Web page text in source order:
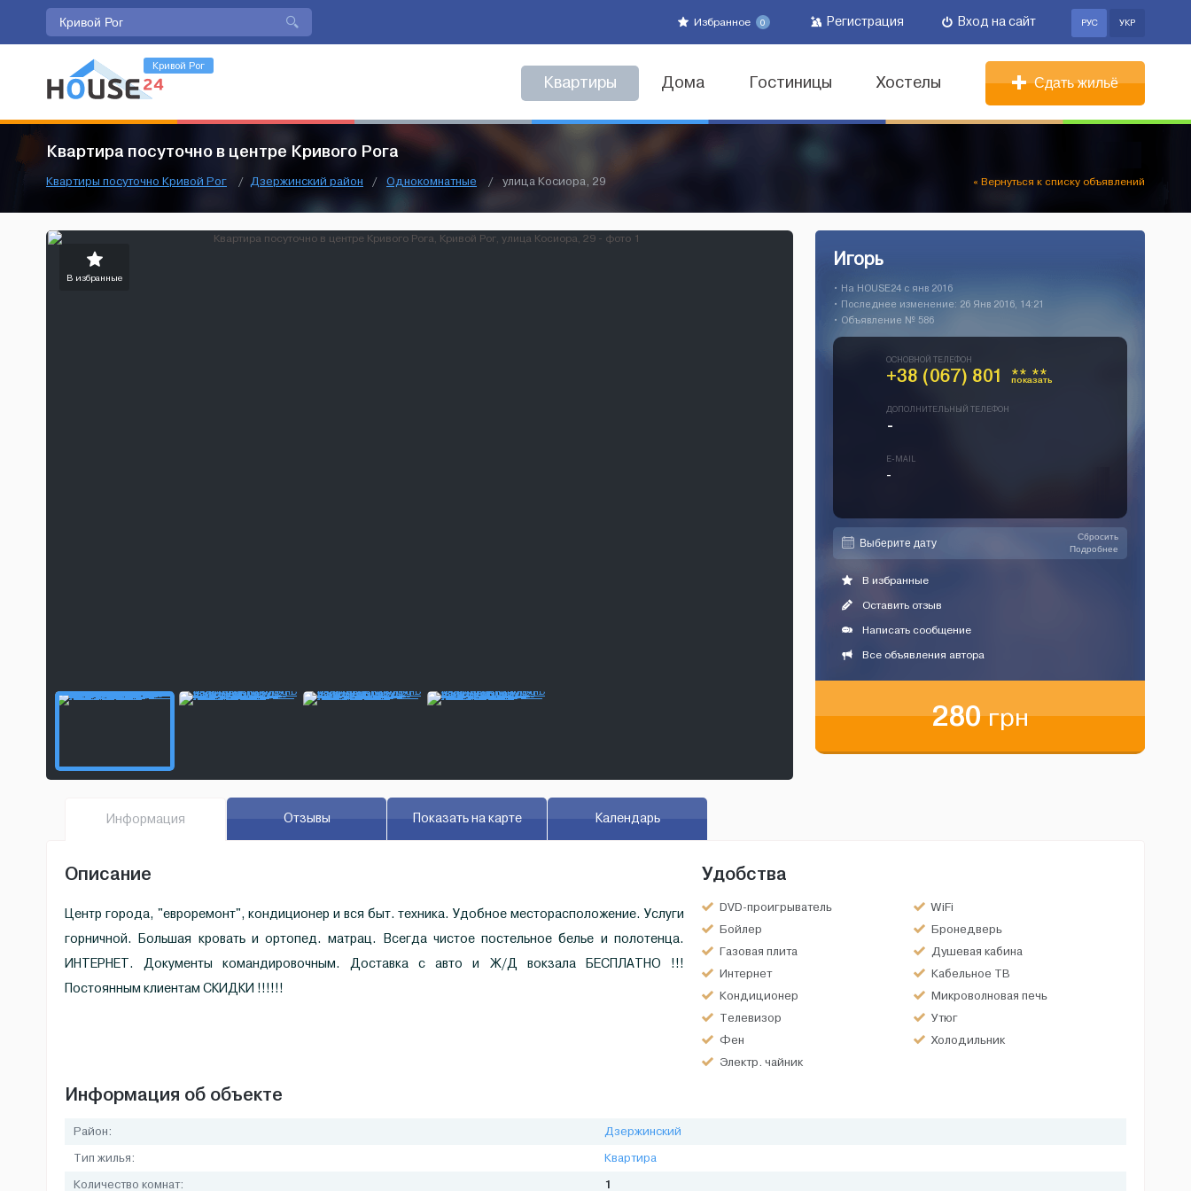
Избранное 0 Регистрация Вход на сайт РУС УКР
Кривой Рог
Квартиры Дома Гостиницы Хостелы Сдать жильё
Квартира посуточно в центре Кривого Рога
Квартиры посуточно Кривой Рог / Дзержинский район / Однокомнатные / улица Косиора, 29 « Вернуться к списку объявлений
В избранные
Игорь
• На HOUSE24 c янв 2016
• Последнее изменение: 26 Янв 2016, 14:21
• Объявление № 586
ОСНОВНОЙ ТЕЛЕФОН
+38 (067) 801 ** **
показать
ДОПОЛНИТЕЛЬНЫЙ ТЕЛЕФОН
-
E-MAIL
-
Сбросить
Подробнее
В избранные
Оставить отзыв
Написать сообщение
Все объявления автора
280грн
Информация Отзывы Показать на карте Календарь
Описание
Центр города, "евроремонт", кондиционер и вся быт. техника. Удобное месторасположение. Услуги
горничной. Большая кровать и ортопед. матрац. Всегда чистое постельное белье и полотенца.
ИНТЕРНЕТ. Документы командировочным. Доставка с авто и Ж/Д вокзала БЕСПЛАТНО !!!
Постоянным клиентам СКИДКИ !!!!!!
Удобства
DVD-проигрыватель
WiFi
Бойлер
Бронедверь
Газовая плита
Душевая кабина
Интернет
Кабельное ТВ
Кондиционер
Микроволновая печь
Телевизор
Утюг
Фен
Холодильник
Электр. чайник
Информация об объекте
Район:
Дзержинский
Тип жилья:
Квартира
Количество комнат:
1